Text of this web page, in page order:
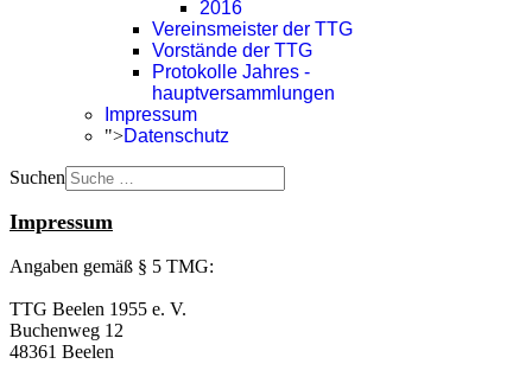
2016
Vereinsmeister der TTG
Vorstände der TTG
Protokolle Jahres -
hauptversammlungen
Impressum
">Datenschutz
Suchen
Impressum
Angaben gemäß § 5 TMG:
TTG Beelen 1955 e. V.
Buchenweg 12
48361 Beelen